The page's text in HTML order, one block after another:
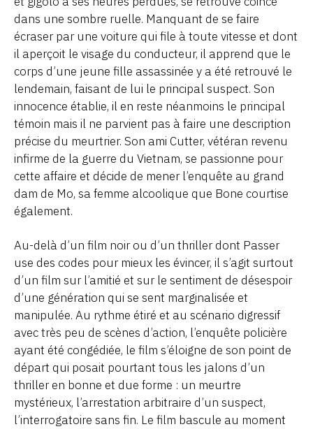
dans une sombre ruelle. Manquant de se faire
écraser par une voiture qui file à toute vitesse et dont
il aperçoit le visage du conducteur, il apprend que le
corps d’une jeune fille assassinée y a été retrouvé le
lendemain, faisant de lui le principal suspect. Son
innocence établie, il en reste néanmoins le principal
témoin mais il ne parvient pas à faire une description
précise du meurtrier. Son ami Cutter, vétéran revenu
infirme de la guerre du Vietnam, se passionne pour
cette affaire et décide de mener l’enquête au grand
dam de Mo, sa femme alcoolique que Bone courtise
également.
Au-delà d’un film noir ou d’un thriller dont Passer
use des codes pour mieux les évincer, il s’agit surtout
d’un film sur l’amitié et sur le sentiment de désespoir
d’une génération qui se sent marginalisée et
manipulée. Au rythme étiré et au scénario digressif
avec très peu de scènes d’action, l’enquête policière
ayant été congédiée, le film s’éloigne de son point de
départ qui posait pourtant tous les jalons d’un
thriller en bonne et due forme : un meurtre
mystérieux, l’arrestation arbitraire d’un suspect,
l’interrogatoire sans fin. Le film bascule au moment